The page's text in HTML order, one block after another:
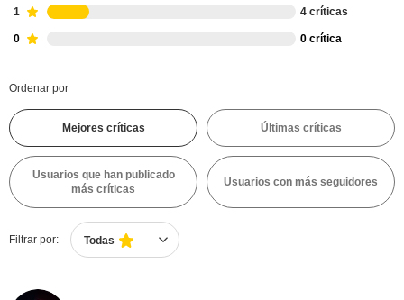
1 4 críticas
0 0 crítica
Ordenar por
Mejores críticas Últimas críticas
Usuarios que han publicado
más críticas
Usuarios con más seguidores
Filtrar por: Todas